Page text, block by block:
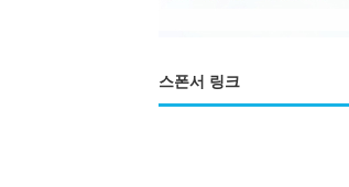
스폰서 링크